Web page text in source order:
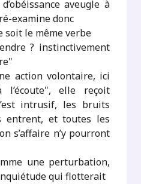
aveugle à
examine donc
soit le même verbe
? instinctivement
action volontaire, ici
l’écoute", elle reçoit
intrusif, les bruits
entrent, et toutes les
s’affaire n’y pourront
une perturbation,
qui flotterait